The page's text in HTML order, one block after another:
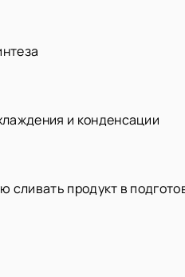
и конденсации
продукт в